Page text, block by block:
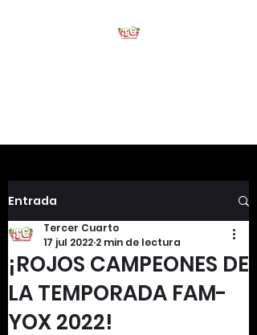
Entrada
¡ROJOS CAMPEONES DE
LA TEMPORADA FAM-
YOX 2022!
Tercer Cuarto
17 jul 2022 2 min de lectura